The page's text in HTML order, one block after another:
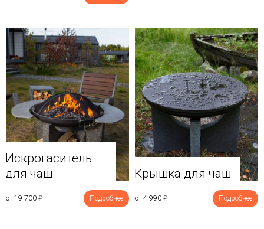
Искрогаситель
для чаш
от 19 700 ₽ Подробнее
Крышка для чаш
от 4 990 ₽ Подробнее